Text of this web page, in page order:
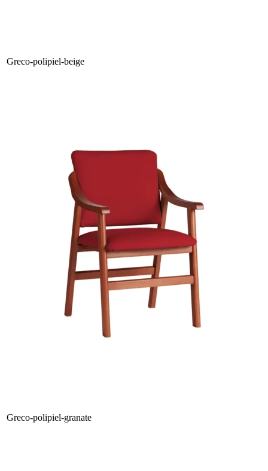
Greco-polipiel-beige
Greco-polipiel-granate